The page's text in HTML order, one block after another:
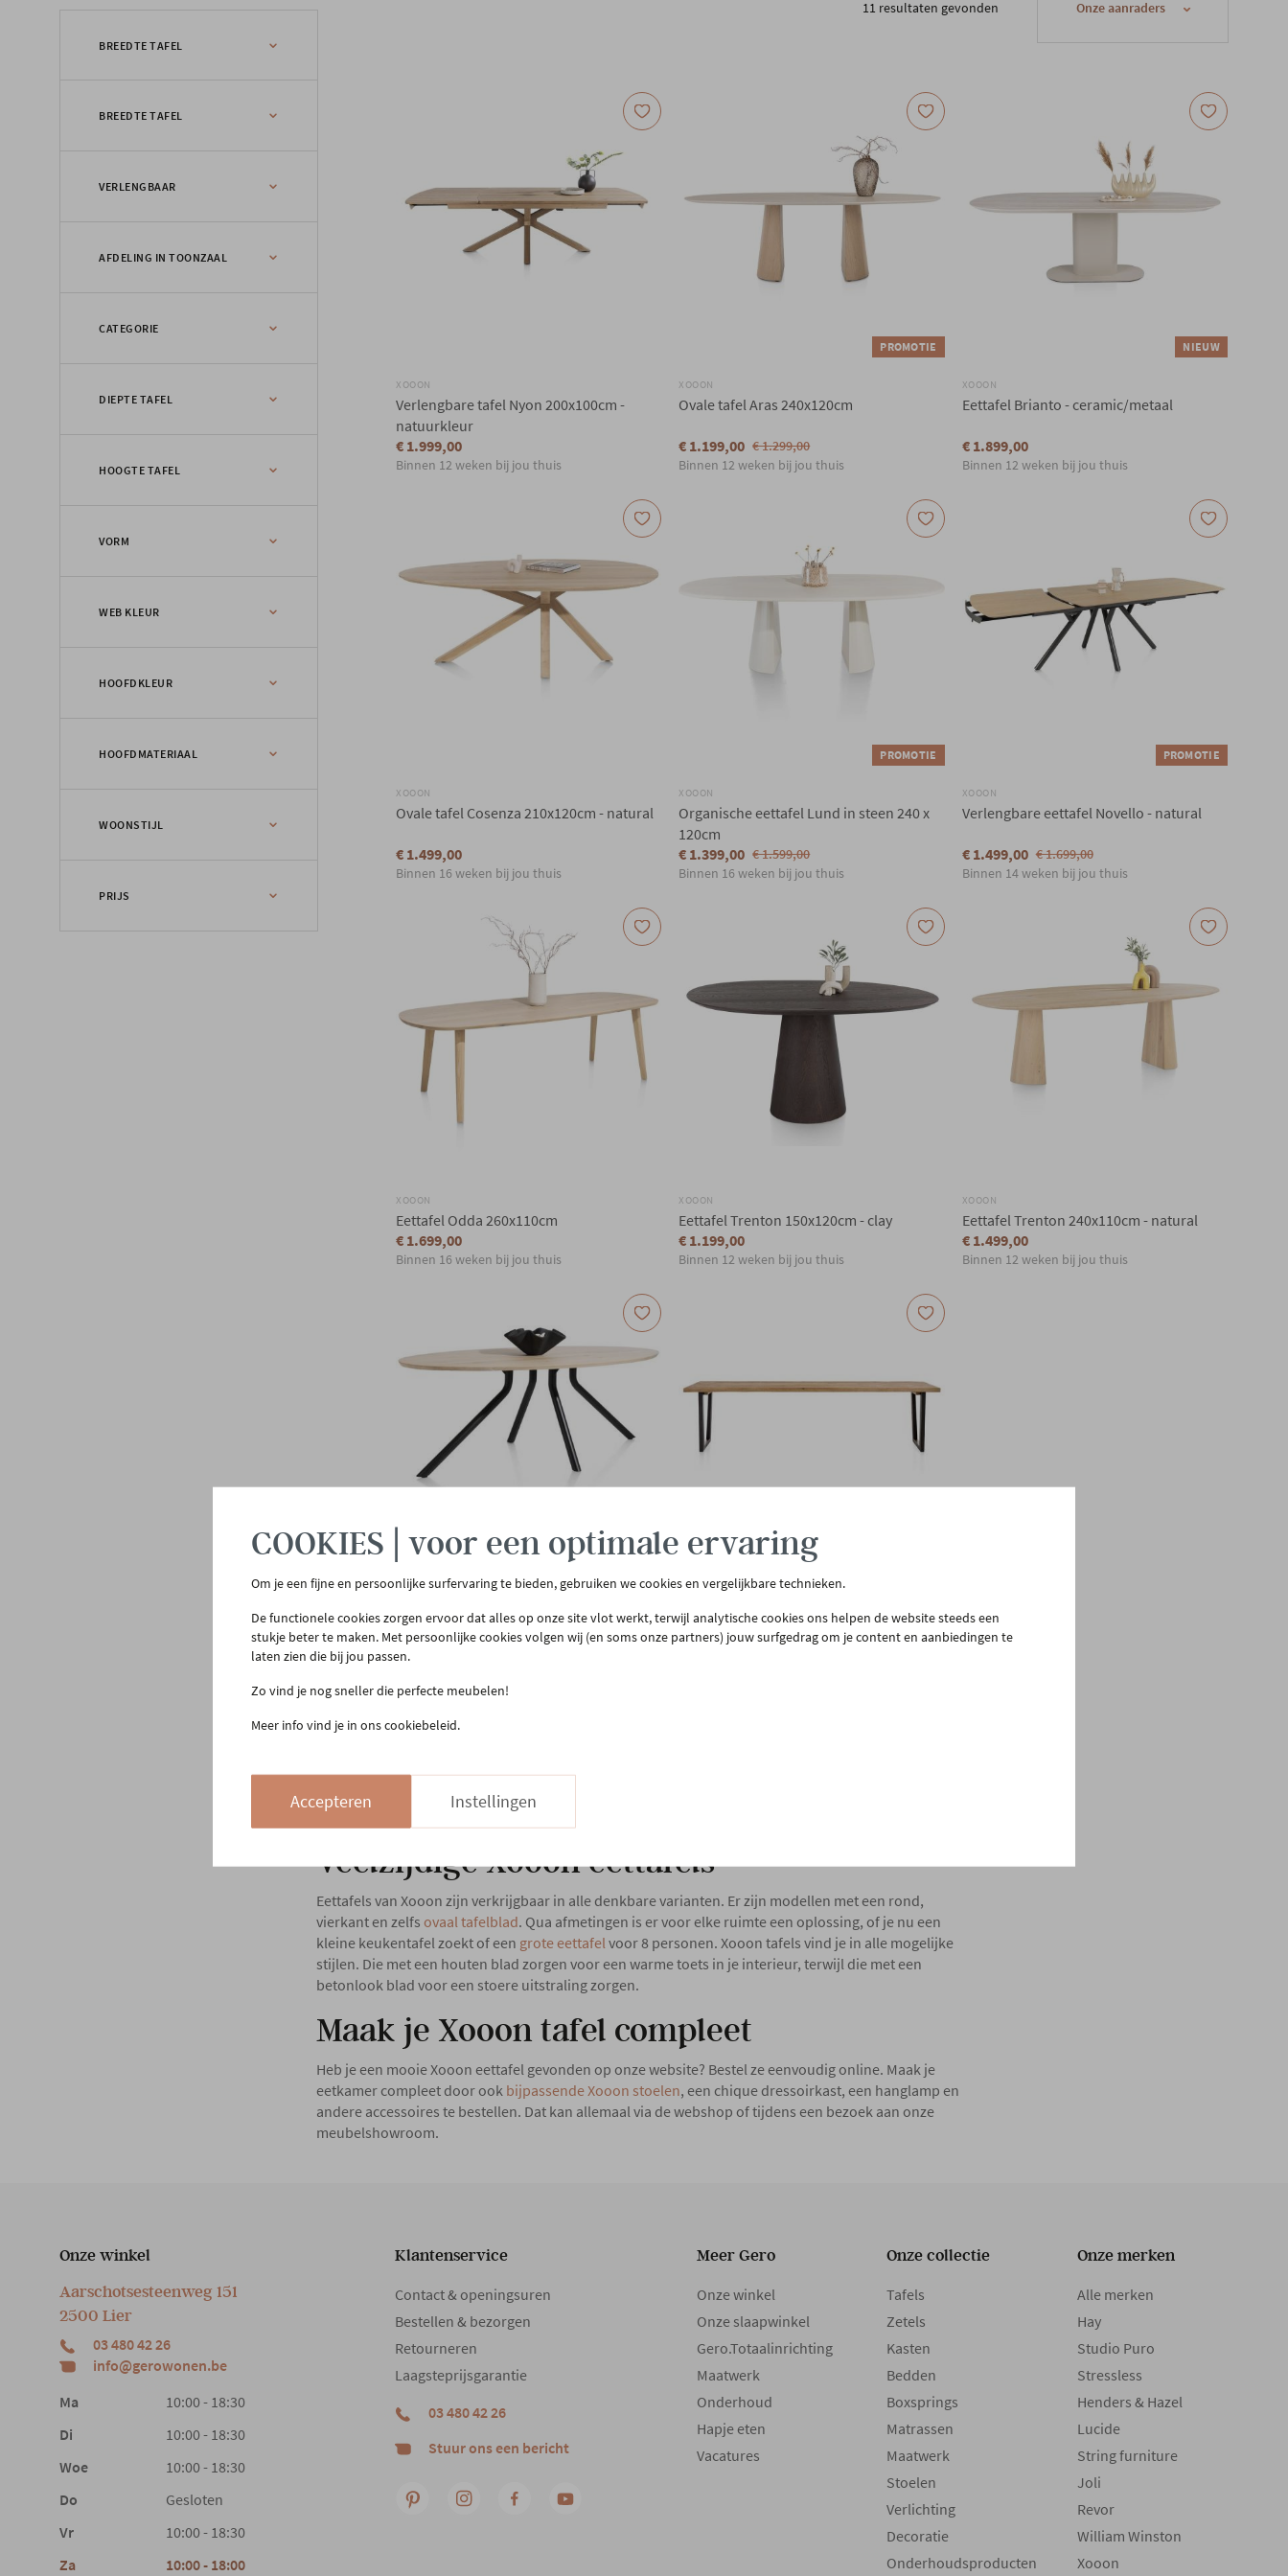
BREEDTE TAFEL
100 tot 109cm
BREEDTE TAFEL
200 cm
VERLENGBAAR
Verlengbaar
AFDELING IN TOONZAAL
Afd. 4 - Xooon
CATEGORIE
Stoelen
DIEPTE TAFEL
100 tot 109cm
HOOGTE TAFEL
75 tot 79cm
VORM
Rechthoek
WEB KLEUR
Bruin
HOOFDKLEUR
Ecru
Natuur
HOOFDMATERIAAL
Hout
WOONSTIJL
Modern
PRIJS
11 resultaten gevonden
XOOON
Verlengbare tafel Nyon 200x100cm -
natuurkleur
€ 1.999,00
Binnen 12 weken bij jou thuis
PROMOTIE
XOOON
Ovale tafel Aras 240x120cm
€ 1.199,00 € 1.299,00
Binnen 12 weken bij jou thuis
NIEUW
XOOON
Eettafel Brianto - ceramic/metaal
€ 1.899,00
Binnen 12 weken bij jou thuis
XOOON
Ovale tafel Cosenza 210x120cm - natural
€ 1.499,00
Binnen 16 weken bij jou thuis
PROMOTIE
XOOON
Organische eettafel Lund in steen 240 x
120cm
€ 1.399,00 € 1.599,00
Binnen 16 weken bij jou thuis
PROMOTIE
XOOON
Verlengbare eettafel Novello - natural
€ 1.499,00 € 1.699,00
Binnen 14 weken bij jou thuis
XOOON
Eettafel Odda 260x110cm
€ 1.699,00
Binnen 16 weken bij jou thuis
XOOON
Eettafel Trenton 150x120cm - clay
€ 1.199,00
Binnen 12 weken bij jou thuis
XOOON
Eettafel Trenton 240x110cm - natural
€ 1.499,00
Binnen 12 weken bij jou thuis
PROMOTIE
XOOON
natuurkleur
€ 1.449,00
XOOON
€ 699,00
€ 1.399,00
Veelzijdige Xooon eettafels
Eettafels van Xooon zijn verkrijgbaar in alle denkbare varianten. Er zijn modellen met een rond,
vierkant en zelfs ovaal tafelblad. Qua afmetingen is er voor elke ruimte een oplossing, of je nu een
kleine keukentafel zoekt of een grote eettafelvoor 8 personen. Xooon tafels vind je in alle mogelijke
stijlen. Die met een houten blad zorgen voor een warme toets in je interieur, terwijl die met een
betonlook blad voor een stoere uitstraling zorgen.
Maak je Xooon tafel compleet
Heb je een mooie Xooon eettafel gevonden op onze website? Bestel ze eenvoudig online. Maak je
eetkamer compleet door ook bijpassende Xooon stoelen, een chique dressoirkast, een hanglamp en
andere accessoires te bestellen. Dat kan allemaal via de webshop of tijdens een bezoek aan onze
meubelshowroom.
Onze winkel
Aarschotsesteenweg 151
2500 Lier
03 480 42 26
info@gerowonen.be
Ma
10:00 - 18:30
Di
10:00 - 18:30
Woe
10:00 - 18:30
Do
Gesloten
Vr
10:00 - 18:30
Za
10:00 - 18:00
Klantenservice
Contact & openingsuren
Bestellen & bezorgen
Retourneren
Laagsteprijsgarantie
03 480 42 26
Stuur ons een bericht
Meer Gero
Onze winkel
Onze slaapwinkel
Gero.Totaalinrichting
Maatwerk
Onderhoud
Hapje eten
Vacatures
Onze collectie
Tafels
Zetels
Kasten
Bedden
Boxsprings
Matrassen
Maatwerk
Stoelen
Verlichting
Decoratie
Onderhoudsproducten
Onze merken
Alle merken
Hay
Studio Puro
Stressless
Henders & Hazel
Lucide
String furniture
Joli
Revor
William Winston
Xooon
COOKIES | voor een optimale ervaring
Om je een fijne en persoonlijke surfervaring te bieden, gebruiken we cookies en vergelijkbare technieken.
De functionele cookies zorgen ervoor dat alles op onze site vlot werkt, terwijl analytische cookies ons helpen de website steeds een
stukje beter te maken. Met persoonlijke cookies volgen wij (en soms onze partners) jouw surfgedrag om je content en aanbiedingen te
laten zien die bij jou passen.
Zo vind je nog sneller die perfecte meubelen!
Meer info vind je in ons cookiebeleid.
Accepteren Instellingen